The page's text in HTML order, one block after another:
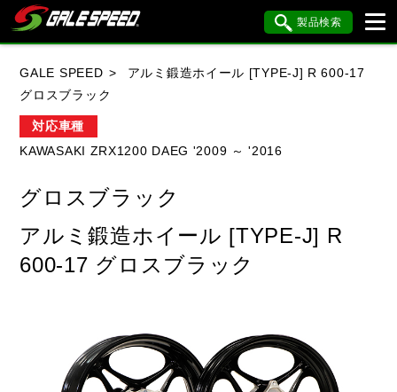
製品検索
車種検索
HONDA YAMAHA SUZUKI
KAWASAKI BMW
HARLEY DAVIDSON KTM MV AGUSTA
GALE SPEED
アルミ鍛造ホイール [TYPE-J] R 600-17
グロスブラック
対応車種
KAWASAKI ZRX1200 DAEG '2009 ～ '2016
グロスブラック
アルミ鍛造ホイール [TYPE-J] R
600-17 グロスブラック